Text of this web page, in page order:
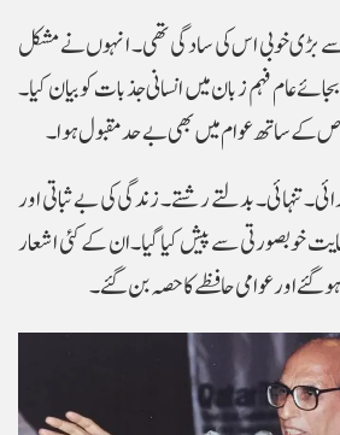
بڑی خوبی اس کی سادگی تھی۔ انہوں نے مشکل
عام فہم زبان میں انسانی جذبات کو بیان کیا۔
کے ساتھ عوام میں بھی بے حد مقبول ہوا۔
تنہائی۔ بدلتے رشتے۔ زندگی کی بے ثباتی اور
خوبصورتی سے پیش کیا گیا۔ ان کے کئی اشعار
اور عوامی حافظے کا حصہ بن گئے۔